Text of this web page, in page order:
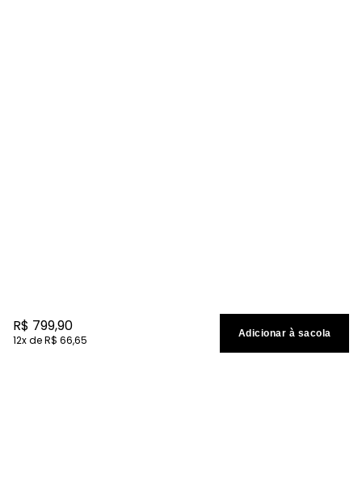
R$ 799,90
12 R$ 66,65 Adicionar à sacola